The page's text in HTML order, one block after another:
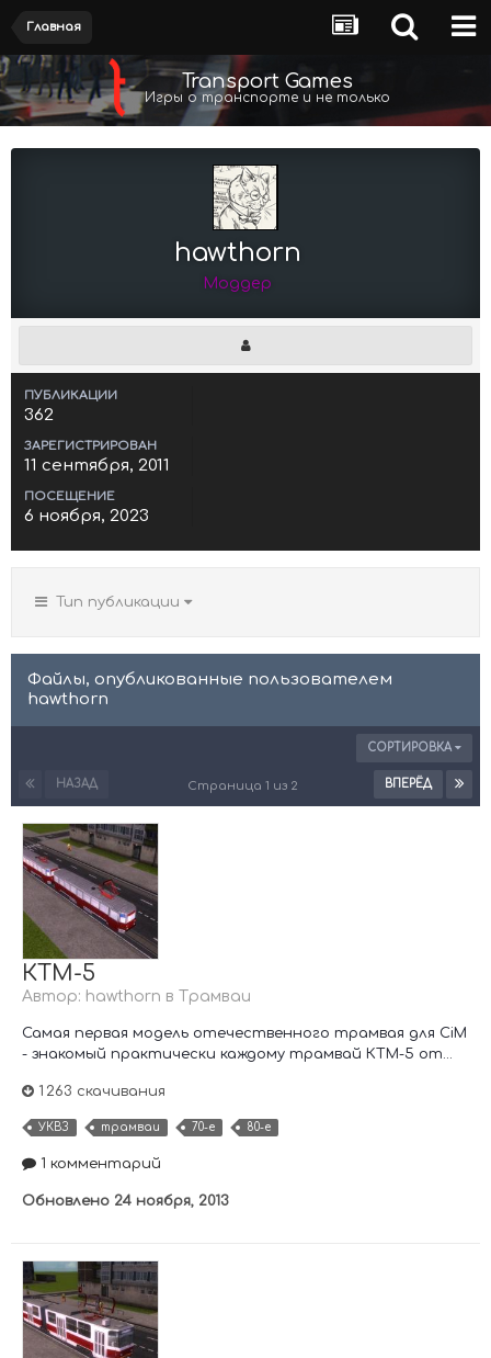
Главная
Transport Games
Игры о транспорте и не только
hawthorn
Моддер
ПУБЛИКАЦИИ
362
ЗАРЕГИСТРИРОВАН
11 сентября, 2011
ПОСЕЩЕНИЕ
6 ноября, 2023
Тип публикации
Файлы, опубликованные пользователем
hawthorn
СОРТИРОВКА
НАЗАД ВПЕРЁД
Страница 1 из 2
КТМ-5
Автор: hawthorn в Трамваи
Самая первая модель отечественного трамвая для CiM
- знакомый практически каждому трамвай КТМ-5 от...
1 263 скачивания
УКВЗ трамваи 70-е 80-е
1 комментарий
Обновлено 24 ноября, 2013